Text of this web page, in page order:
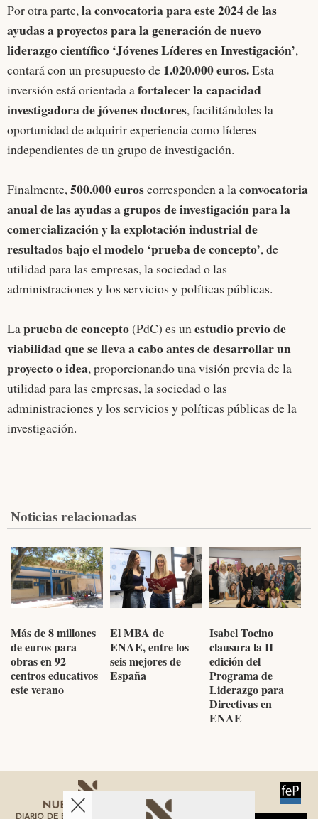
Por otra parte,la convocatoria para este 2024 de las
ayudas a proyectos para la generación de nuevo
liderazgo científico ‘Jóvenes Líderes en Investigación’,
contará con un presupuesto de 1.020.000 euros.Esta
inversión está orientada afortalecer la capacidad
investigadora de jóvenes doctores, facilitándoles la
oportunidad de adquirir experiencia como líderes
independientes de un grupo de investigación.
Finalmente,500.000 euroscorresponden a laconvocatoria
anual de las ayudas a grupos de investigación para la
comercialización y la explotación industrial de
resultados bajo el modelo ‘prueba de concepto’, de
utilidad para las empresas, la sociedad o las
administraciones y los servicios y políticas públicas.
Laprueba de concepto(PdC) es unestudio previo de
viabilidad que se lleva a cabo antes de desarrollar un
proyecto o idea, proporcionando una visión previa de la
utilidad para las empresas, la sociedad o las
administraciones y los servicios y políticas públicas de la
investigación.
Noticias relacionadas
Más de 8 millones
de euros para
obras en 92
centros educativos
este verano
El MBA de
ENAE, entre los
seis mejores de
España
Isabel Tocino
clausura la II
edición del
Programa de
Liderazgo para
Directivas en
ENAE
DIARIO DE ECONOMÍA DE LA REGIÓN DE MURCIA